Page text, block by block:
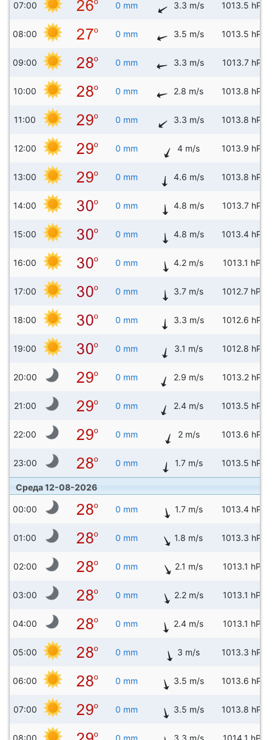
07:00 0 mm 3.3 m/s 1013.5 hPa
08:00 0 mm 3.5 m/s 1013.5 hPa
09:00 0 mm 3.3 m/s 1013.7 hPa
10:00 0 mm 2.8 m/s 1013.8 hPa
11:00 0 mm 3.3 m/s 1013.8 hPa
12:00 0 mm 4 m/s 1013.9 hPa
13:00 0 mm 4.6 m/s 1013.8 hPa
14:00 0 mm 4.8 m/s 1013.7 hPa
15:00 0 mm 4.8 m/s 1013.4 hPa
16:00 0 mm 4.2 m/s 1013.1 hPa
17:00 0 mm 3.7 m/s 1012.7 hPa
18:00 0 mm 3.3 m/s 1012.6 hPa
19:00 0 mm 3.1 m/s 1012.8 hPa
20:00 0 mm 2.9 m/s 1013.2 hPa
21:00 0 mm 2.4 m/s 1013.5 hPa
22:00 0 mm 2 m/s 1013.6 hPa
23:00 0 mm 1.7 m/s 1013.5 hPa
Среда 12-08-2026
00:00 0 mm 1.7 m/s 1013.4 hPa
01:00 0 mm 1.8 m/s 1013.3 hPa
02:00 0 mm 2.1 m/s 1013.1 hPa
03:00 0 mm 2.2 m/s 1013.1 hPa
04:00 0 mm 2.4 m/s 1013.1 hPa
05:00 0 mm 3 m/s 1013.3 hPa
06:00 0 mm 3.5 m/s 1013.6 hPa
07:00 0 mm 3.5 m/s 1013.8 hPa
08:00 0 mm 3.3 m/s 1014.1 hPa